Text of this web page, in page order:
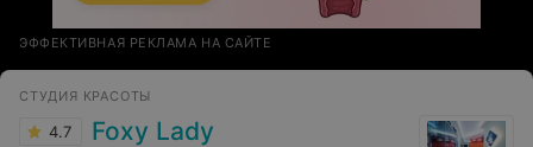
ЭФФЕКТИВНАЯ РЕКЛАМА НА САЙТЕ
СТУДИЯ КРАСОТЫ
4.7 Foxy Lady